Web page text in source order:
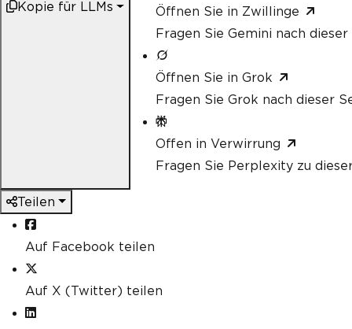
Kopie für LLMs
Öffnen Sie in Zwillinge
Fragen Sie Gemini nach
Öffnen Sie in Grok
Fragen Sie Grok nach dieser
Offen in Verwirrung
Fragen Sie Perplexity zu
Teilen
Auf Facebook teilen
Auf X (Twitter) teilen